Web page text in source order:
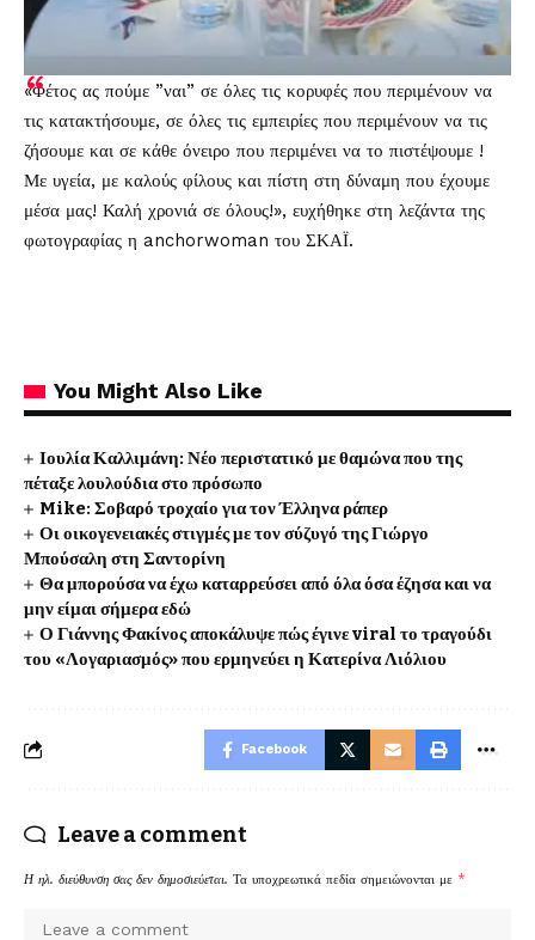
«Φέτος ας πούμε ”ναι” σε όλες τις κορυφές που περιμένουν να
τις κατακτήσουμε, σε όλες τις εμπειρίες που περιμένουν να τις
ζήσουμε και σε κάθε όνειρο που περιμένει να το πιστέψουμε !
Με υγεία, με καλούς φίλους και πίστη στη δύναμη που έχουμε
μέσα μας! Καλή χρονιά σε όλους!», ευχήθηκε στη λεζάντα της
φωτογραφίας η anchorwoman του ΣΚΑΪ.
You Might Also Like
Ιουλία Καλλιμάνη: Νέο περιστατικό με θαμώνα που της
πέταξε λουλούδια στο πρόσωπο
Mike: Σοβαρό τροχαίο για τον Έλληνα ράπερ
Οι οικογενειακές στιγμές με τον σύζυγό της Γιώργο
Μπούσαλη στη Σαντορίνη
Θα μπορούσα να έχω καταρρεύσει από όλα όσα έζησα και να
μην είμαι σήμερα εδώ
Ο Γιάννης Φακίνος αποκάλυψε πώς έγινε viral το τραγούδι
του «Λογαριασμός» που ερμηνεύει η Κατερίνα Λιόλιου
Facebook
Leave a comment
Η ηλ. διεύθυνση σας δεν δημοσιεύεται. Τα υποχρεωτικά πεδία σημειώνονται με *